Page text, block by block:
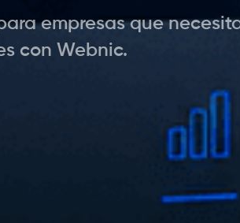
empresas que
con Webnic.